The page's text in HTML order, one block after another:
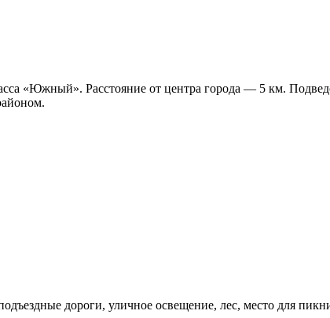
«Южный». Расстояние от центра города — 5 км.
дороги, уличное освещение, лес, место для